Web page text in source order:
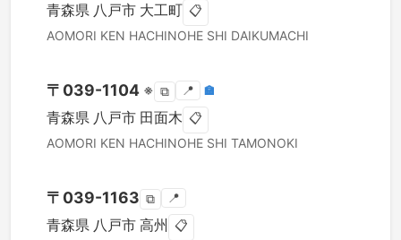
青森県 八戸市 大工町 📋
AOMORI KEN HACHINOHE SHI DAIKUMACHI
〒 039-1104 ※ ⧉ 📍 🏣
青森県 八戸市 田面木 📋
AOMORI KEN HACHINOHE SHI TAMONOKI
〒 039-1163 ⧉ 📍
青森県 八戸市 高州 📋